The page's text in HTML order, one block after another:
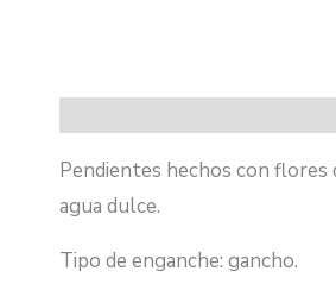
Pendientes hechos con flores
agua dulce.
Tipo de enganche: gancho.